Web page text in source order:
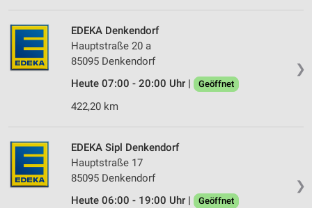
❯
EDEKA Denkendorf
Hauptstraße 20 a
85095 Denkendorf
Heute 07:00 - 20:00 Uhr |
Geöffnet
422,20 km
❯
EDEKA Sipl Denkendorf
Hauptstraße 17
85095 Denkendorf
Heute 06:00 - 19:00 Uhr |
Geöffnet